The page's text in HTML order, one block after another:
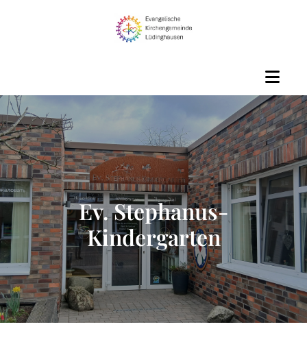
Ev. Stephanus-
Kindergarten